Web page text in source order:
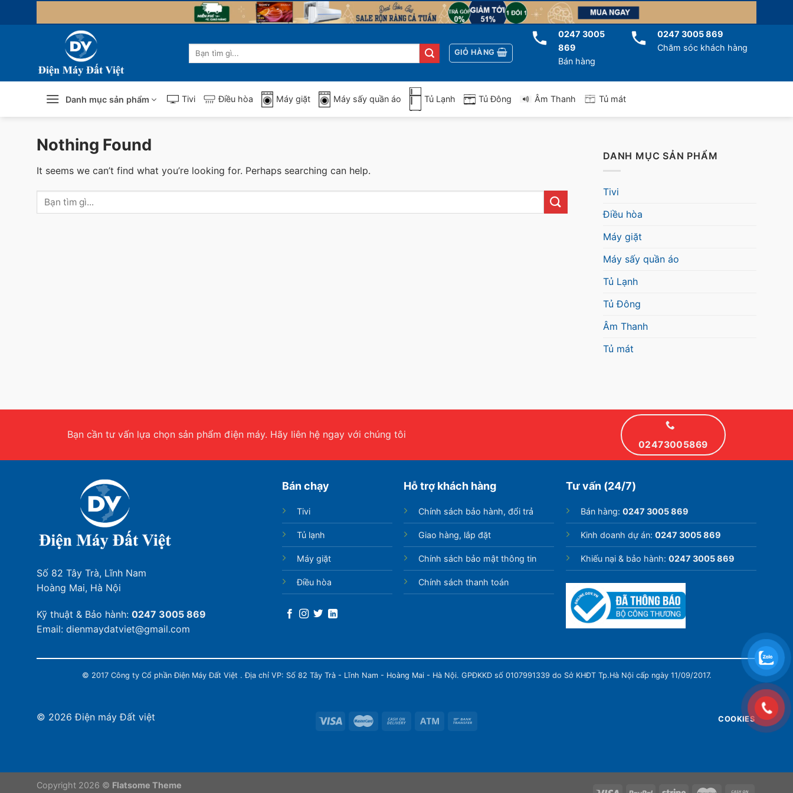
Tìm
kiếm:
GIỎ HÀNG
0247 3005
869
Bán hàng
0247 3005 869
Chăm sóc khách hàng
Danh mục sản phẩm Tivi Điều hòa Máy giặt Máy sấy quần áo Tủ Lạnh Tủ Đông Âm Thanh Tủ mát
Nothing Found
It seems we can’t find what you’re looking for. Perhaps searching can help.
DANH MỤC SẢN PHẨM
Tivi
Điều hòa
Máy giặt
Máy sấy quần áo
Tủ Lạnh
Tủ Đông
Âm Thanh
Tủ mát
Bạn cần tư vấn lựa chọn sản phẩm điện máy. Hãy liên hệ ngay với chúng tôi
02473005869
Số 82 Tây Trà, Lĩnh Nam
Hoàng Mai, Hà Nội
Kỹ thuật & Bảo hành: 0247 3005 869
Email: dienmaydatviet@gmail.com
Bán chạy
Tivi
Tủ lạnh
Máy giặt
Điều hòa
Hỗ trợ khách hàng
Chính sách bảo hành, đổi trả
Giao hàng, lắp đặt
Chính sách bảo mật thông tin
Chính sách thanh toán
Tư vấn (24/7)
Bán hàng: 0247 3005 869
Kinh doanh dự án: 0247 3005 869
Khiếu nại & bảo hành: 0247 3005 869
© 2017 Công ty Cổ phần Điện Máy Đất Việt . Địa chỉ VP: Số 82 Tây Trà - Lĩnh Nam - Hoàng Mai - Hà Nội. GPĐKKD số 0107991339 do Sở KHĐT Tp.Hà Nội cấp ngày 11/09/2017.
© 2026 Điện máy Đất việt COOKIES
Copyright 2026 © Flatsome Theme